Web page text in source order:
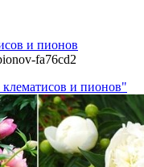
и пионов
fa76cd2
и пионов"